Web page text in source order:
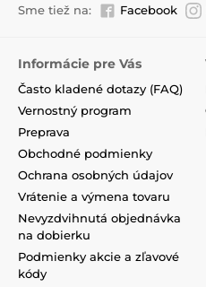
Sme tiež na: Facebook
Informácie pre Vás
Často kladené dotazy (FAQ)
Vernostný program
Preprava
Obchodné podmienky
Ochrana osobných údajov
Vrátenie a výmena tovaru
Nevyzdvihnutá objednávka
na dobierku
Podmienky akcie a zľavové
kódy